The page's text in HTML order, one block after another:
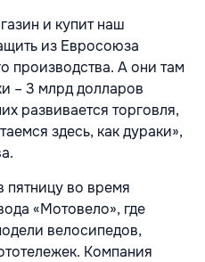
и купит наш
из Евросоюза
производства. А они там
– 3 млрд долларов
развивается торговля,
здесь, как дураки»,
пятницу во время
«Мотовело», где
велосипедов,
Компания